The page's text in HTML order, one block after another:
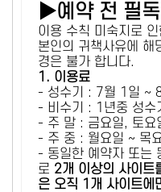
▶예약 전 필
이용 수칙 미숙지로
본인의 귀책사유에 해
경은 불가 합니다.
1. 이용료
- 성수기 : 7월 1일 ~
- 비수기 : 1년중 성수
- 주 말 : 금요일, 토요
- 주 중 : 월요일 ~ 목
- 동일한 예약자 또는
로 2개 이상의 사이트
은 오직 1개 사이트에